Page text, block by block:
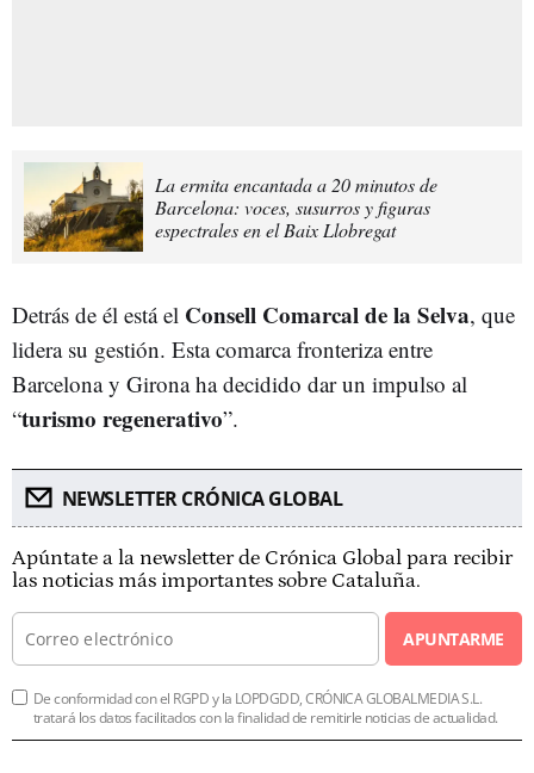
La ermita encantada a 20 minutos de
Barcelona: voces, susurros y figuras
espectrales en el Baix Llobregat
Detrás de él está el Consell Comarcal de la Selva, que
lidera su gestión. Esta comarca fronteriza entre
Barcelona y Girona ha decidido dar un impulso al
“turismo regenerativo”.
NEWSLETTER CRÓNICA GLOBAL
Apúntate a la newsletter de Crónica Global para recibir
las noticias más importantes sobre Cataluña.
APUNTARME
De conformidad con el RGPD y la LOPDGDD, CRÓNICA GLOBALMEDIA S.L.
tratará los datos facilitados con la finalidad de remitirle noticias de actualidad.